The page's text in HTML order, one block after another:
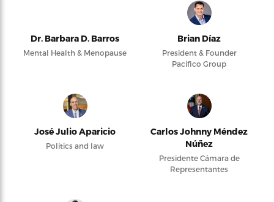
Dr. Barbara D. Barros
Mental Health & Menopause
Brian Díaz
President & Founder
Pacifico Group
José Julio Aparicio
Politics and law
Carlos Johnny Méndez
Núñez
Presidente Cámara de
Representantes